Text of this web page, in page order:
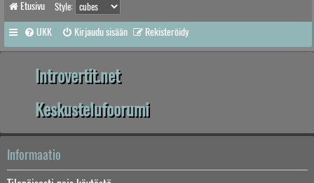
Etusivu Style:
UKK Kirjaudu sisään Rekisteröidy
Introvertit.net
Keskustelufoorumi
Informaatio